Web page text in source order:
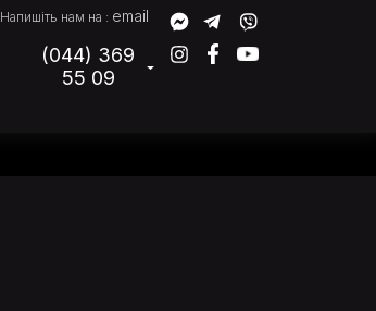
Напишіть нам на : email
(044) 369
55 09